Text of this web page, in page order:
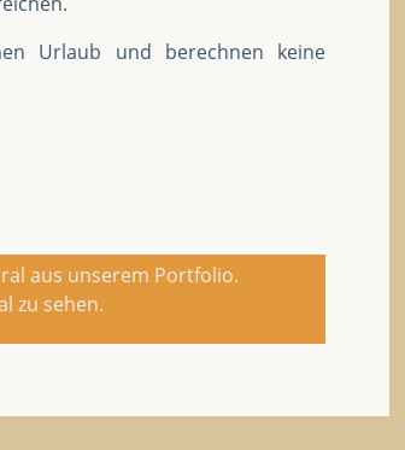
Urlaub und berechnen keine
aus unserem Portfolio.
zu sehen.